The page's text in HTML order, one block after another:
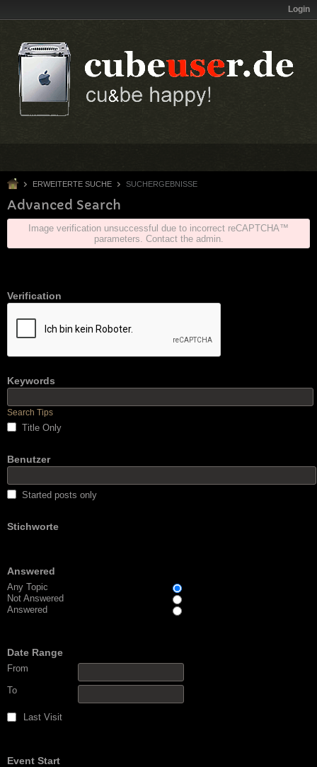
Login
ERWEITERTE SUCHE SUCHERGEBNISSE
Advanced Search
Image verification unsuccessful due to incorrect reCAPTCHA™
parameters. Contact the admin.
Verification
Keywords
Search Tips
Title Only
Benutzer
Started posts only
Stichworte
Answered
Any Topic
Not Answered
Answered
Date Range
From
To
Last Visit
Event Start